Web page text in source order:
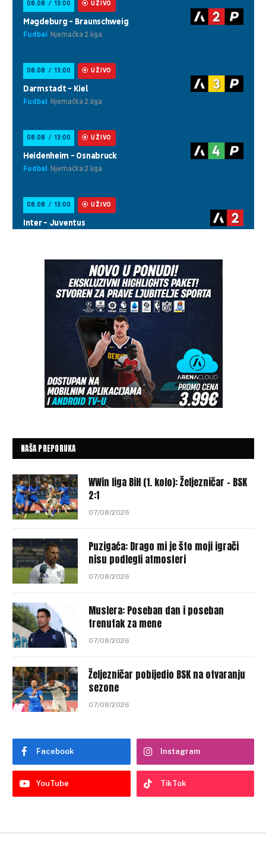
NAŠA PREPORUKA
WWin liga BiH (1. kolo): Željezničar – BSK
2:1
07/08/2026
Puzigaća: Drago mi je što moji igrači
nisu podlegli atmosferi
07/08/2026
Muslera: Poseban dan i poseban
trenutak za mene
07/08/2026
Željezničar pobijedio BSK na otvaranju
sezone
07/08/2026
Facebook Instagram
YouTube TikTok